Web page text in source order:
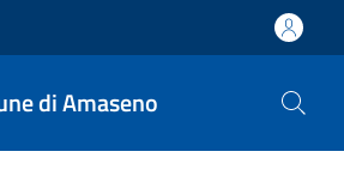
di Amaseno